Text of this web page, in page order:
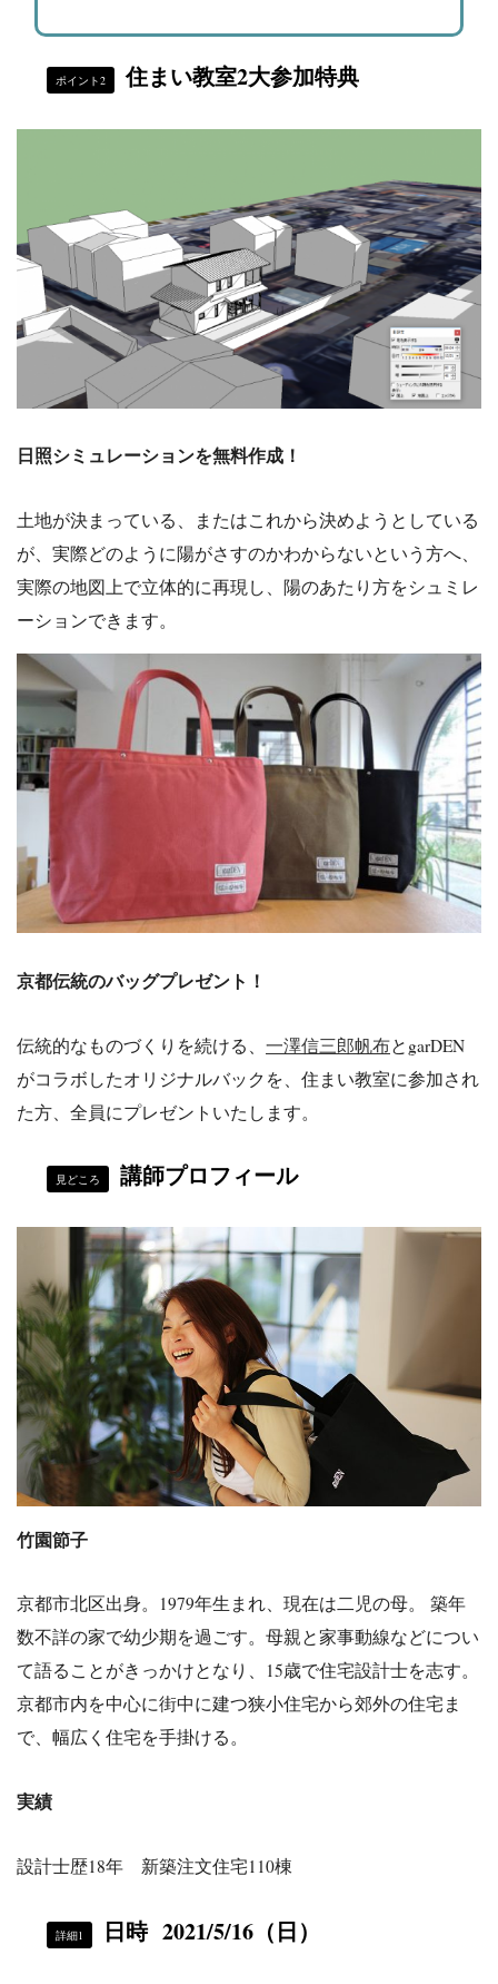
ポイント2 住まい教室2大参加特典
日照シミュレーションを無料作成！
土地が決まっている、またはこれから決めようとしている
が、実際どのように陽がさすのかわからないという方へ、
実際の地図上で立体的に再現し、陽のあたり方をシュミレ
ーションできます。
京都伝統のバッグプレゼント！
伝統的なものづくりを続ける、 一澤信三郎帆布とgarDEN
がコラボしたオリジナルバックを、住まい教室に参加され
た方、全員にプレゼントいたします。
見どころ 講師プロフィール
竹園節子
京都市北区出身。1979年生まれ、現在は二児の母。 築年
数不詳の家で幼少期を過ごす。母親と家事動線などについ
て語ることがきっかけとなり、15歳で住宅設計士を志す。
京都市内を中心に街中に建つ狭小住宅から郊外の住宅ま
で、幅広く住宅を手掛ける。
実績
設計士歴18年 新築注文住宅110棟
詳細1 日時 2021/5/16 （日）